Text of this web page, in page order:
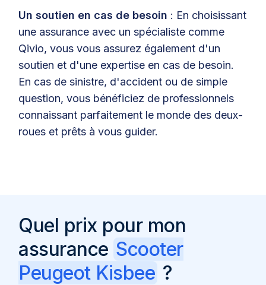
Un soutien en cas de besoin : En choisissant
une assurance avec un spécialiste comme
Qivio, vous vous assurez également d'un
soutien et d'une expertise en cas de besoin.
En cas de sinistre, d'accident ou de simple
question, vous bénéficiez de professionnels
connaissant parfaitement le monde des deux-
roues et prêts à vous guider.
Quel prix pour mon
assurance Scooter
Peugeot Kisbee ?